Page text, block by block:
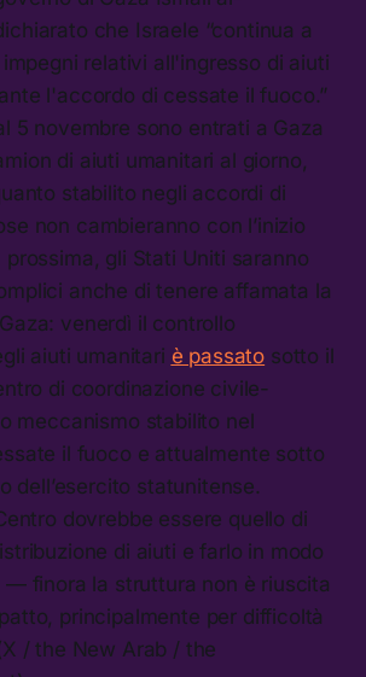
che Israele “continua a
relativi all'ingresso di aiuti
l'accordo di cessate il fuoco.”
5 novembre sono entrati a Gaza
di aiuti umanitari al giorno,
stabilito negli accordi di
non cambieranno con l’inizio
gli Stati Uniti saranno
anche di tenere affamata la
venerdì il controllo
aiuti umanitari è passato sotto il
di coordinazione civile-
meccanismo stabilito nel
il fuoco e attualmente sotto
dell’esercito statunitense.
dovrebbe essere quello di
di aiuti e farlo in modo
— finora la struttura non è riuscita
principalmente per difficoltà
/ the New Arab / the